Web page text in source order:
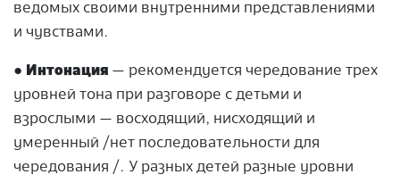
ведомых своими внутренними представлениями
и чувствами.
● Интонация — рекомендуется чередование трех
уровней тона при разговоре с детьми и
взрослыми — восходящий, нисходящий и
умеренный /нет последовательности для
чередования /. У разных детей разные уровни